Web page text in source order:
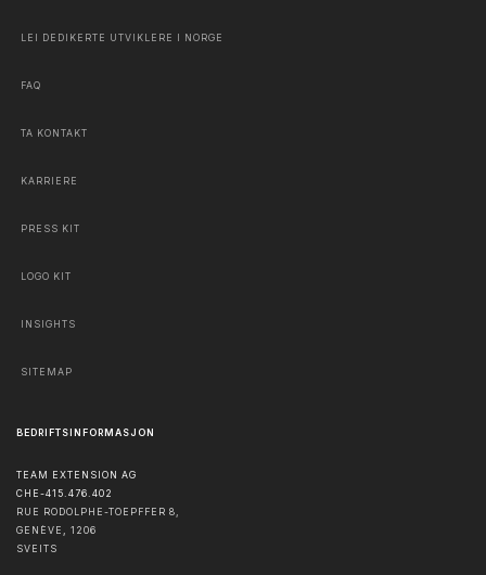
LEI DEDIKERTE UTVIKLERE I NORGE
FAQ
TA KONTAKT
KARRIERE
PRESS KIT
LOGO KIT
INSIGHTS
SITEMAP
BEDRIFTSINFORMASJON
TEAM EXTENSION AG
CHE-415.476.402
RUE RODOLPHE-TOEPFFER 8,
GENÈVE , 1206
SVEITS